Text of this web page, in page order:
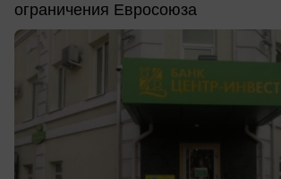
ограничения Евросоюза